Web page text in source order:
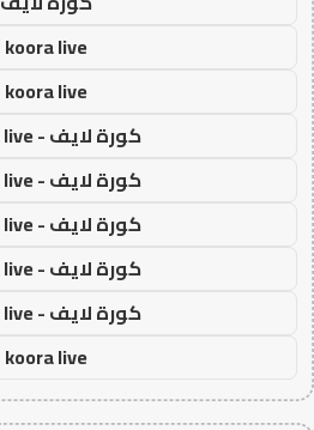
koora live
koora live
كورة لايف - koora live
كورة لايف - koora live
كورة لايف - koora live
كورة لايف - koora live
كورة لايف - koora live
koora live